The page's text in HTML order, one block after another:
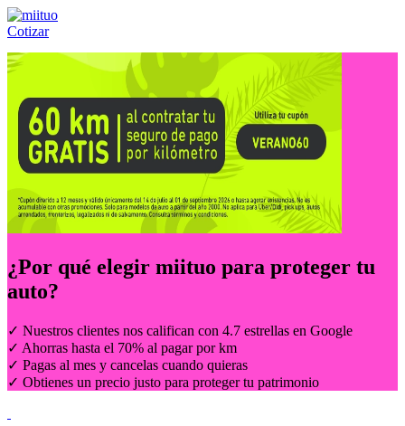
Cotizar
Llámanos al:(55) 84-21-05-00 ó
¿Por qué elegir miituo para proteger tu
auto?
✓ Nuestros clientes nos califican con 4.7 estrellas en Google
✓ Ahorras hasta el 70% al pagar por km
✓ Pagas al mes y cancelas cuando quieras
✓ Obtienes un precio justo para proteger tu patrimonio